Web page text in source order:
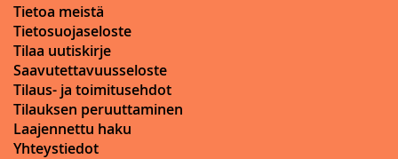
Tietoa meistä
Tietosuojaseloste
Tilaa uutiskirje
Saavutettavuusseloste
Tilaus- ja toimitusehdot
Tilauksen peruuttaminen
Laajennettu haku
Yhteystiedot